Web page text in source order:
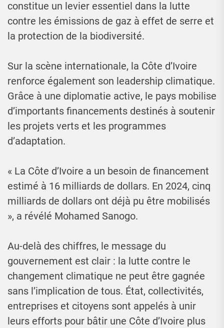
constitue un levier essentiel dans la lutte
contre les émissions de gaz à effet de serre et
la protection de la biodiversité.
Sur la scène internationale, la Côte d’Ivoire
renforce également son leadership climatique.
Grâce à une diplomatie active, le pays mobilise
d’importants financements destinés à soutenir
les projets verts et les programmes
d’adaptation.
« La Côte d’Ivoire a un besoin de financement
estimé à 16 milliards de dollars. En 2024, cinq
milliards de dollars ont déjà pu être mobilisés
», a révélé Mohamed Sanogo.
Au-delà des chiffres, le message du
gouvernement est clair : la lutte contre le
changement climatique ne peut être gagnée
sans l’implication de tous. État, collectivités,
entreprises et citoyens sont appelés à unir
leurs efforts pour bâtir une Côte d’Ivoire plus